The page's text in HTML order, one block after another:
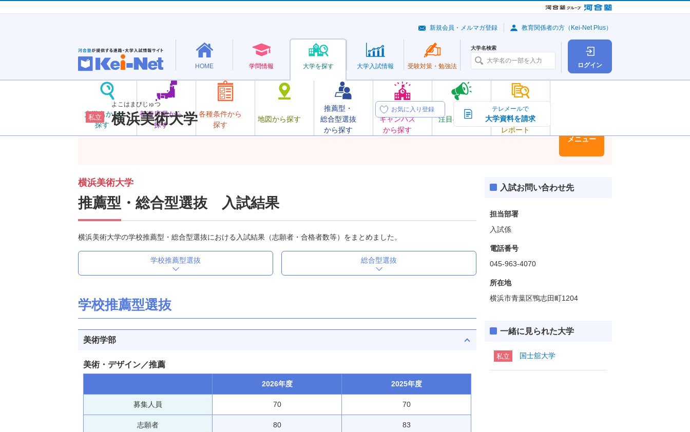
ログイン
HOME 学問情報 大学を探す
大学名から
探す
都道府県から
探す
各種条件から
探す
地図から探す
推薦型・
総合型選抜
から探す
オープン
キャンパス
から探す
注目の大学
大学の今
トピック＆
レポート
大学入試情報 受験対策・ 勉強法
大学名検索
新規会員・メルマガ登録 教育関係者の方（Kei-Net Plus）
私立
よこはまびじゅつ
横浜美術大学
お気に入り登録 テレメールで
大学資料を請求
メニュー
横浜美術大学
推薦型・総合型選抜 入試結果
横浜美術大学の学校推薦型・総合型選抜における入試結果（志願者・合格者数等）をまとめました。
学校推薦型選抜 総合型選抜
学校推薦型選抜
美術学部
美術・デザイン／推薦
2026年度 2025年度
募集人員 70 70
志願者 80 83
入試お問い合わせ先
担当部署
入試係
電話番号
045-963-4070
所在地
横浜市青葉区鴨志田町1204
一緒に見られた大学
私立 国士舘大学